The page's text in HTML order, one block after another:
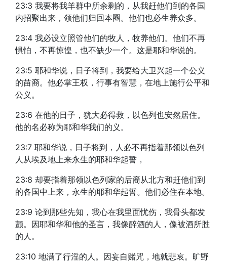
23:3 我要将我羊群中所余剩的，从我赶他们到的各国
内招聚出来，领他们归回本圈。他们也必生养众多。
23:4 我必设立照管他们的牧人，牧养他们。他们不再
惧怕，不再惊惶，也不缺少一个。这是耶和华说的。
23:5 耶和华说，日子将到，我要给大卫兴起一个公义
的苗裔。他必掌王权，行事有智慧，在地上施行公平和
公义。
23:6 在他的日子，犹大必得救，以色列也安然居住。
他的名必称为耶和华我们的义。
23:7 耶和华说，日子将到，人必不再指着那领以色列
人从埃及地上来永生的耶和华起誓，
23:8 却要指着那领以色列家的后裔从北方和赶他们到
的各国中上来，永生的耶和华起誓。他们必住在本地。
23:9 论到那些先知，我心在我里面忧伤，我骨头都发
颤。因耶和华和他的圣言，我像醉酒的人，像被酒所胜
的人。
23:10 地满了行淫的人。因妄自赌咒，地就悲哀。旷野